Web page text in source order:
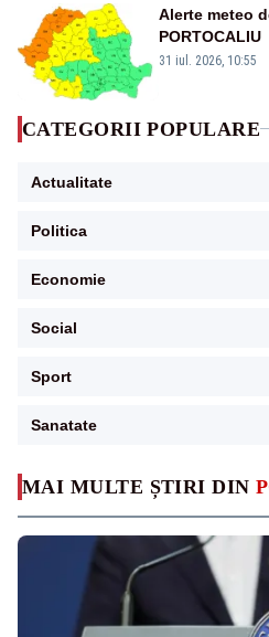
MAI MULTE ȘTIRI DIN
Alerte meteo
PORTOCALIU
31 iul. 2026, 10:55
CATEGORII POPULARE
Actualitate
Politica
Economie
Social
Sport
Sanatate